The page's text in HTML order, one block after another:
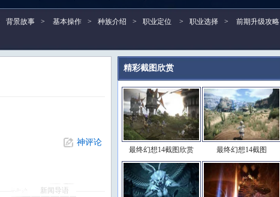
背景故事 > 基本操作 > 种族介绍 > 职业定位 > 职业选择 >
前期升级攻略
神评论
新闻导语
精彩截图欣赏
更多>>
最终幻想14截图欣赏 最终幻想14截图